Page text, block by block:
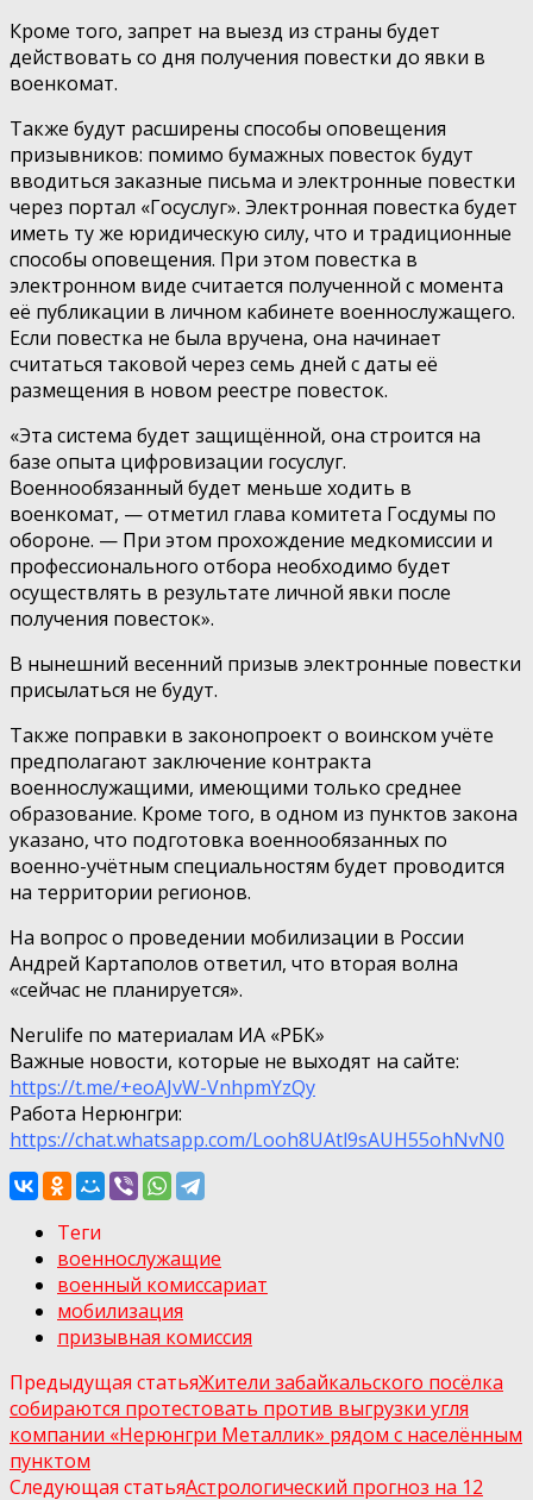
Кроме того, запрет на выезд из страны будет
действовать со дня получения повестки до явки в
военкомат.
Также будут расширены способы оповещения
призывников: помимо бумажных повесток будут
вводиться заказные письма и электронные повестки
через портал «Госуслуг». Электронная повестка будет
иметь ту же юридическую силу, что и традиционные
способы оповещения. При этом повестка в
электронном виде считается полученной с момента
её публикации в личном кабинете военнослужащего.
Если повестка не была вручена, она начинает
считаться таковой через семь дней с даты её
размещения в новом реестре повесток.
«Эта система будет защищённой, она строится на
базе опыта цифровизации госуслуг.
Военнообязанный будет меньше ходить в
военкомат, — отметил глава комитета Госдумы по
обороне. — При этом прохождение медкомиссии и
профессионального отбора необходимо будет
осуществлять в результате личной явки после
получения повесток».
В нынешний весенний призыв электронные повестки
присылаться не будут.
Также поправки в законопроект о воинском учёте
предполагают заключение контракта
военнослужащими, имеющими только среднее
образование. Кроме того, в одном из пунктов закона
указано, что подготовка военнообязанных по
военно-учётным специальностям будет проводится
на территории регионов.
На вопрос о проведении мобилизации в России
Андрей Картаполов ответил, что вторая волна
«сейчас не планируется».
Nerulife по материалам ИА «РБК»
Важные новости, которые не выходят на сайте:
https://t.me/+eoAJvW-VnhpmYzQy
Работа Нерюнгри:
https://chat.whatsapp.com/Looh8UAtl9sAUH55ohNvN0
Теги
военнослужащие
военный комиссариат
мобилизация
призывная комиссия
Предыдущая статьяЖители забайкальского посёлка
собираются протестовать против выгрузки угля
компании «Нерюнгри Металлик» рядом с населённым
пунктом
Следующая статьяАстрологический прогноз на 12